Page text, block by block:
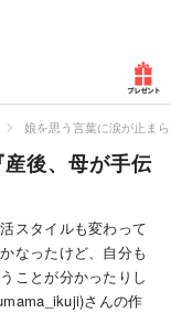
娘を思う言葉に涙が止ま
後、母が手伝
スタイルも変わって
なったけど、自分も
ことが分かったりし
さんの作